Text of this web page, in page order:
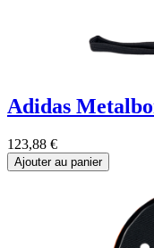
Adidas
123,88 €
Ajouter au panier